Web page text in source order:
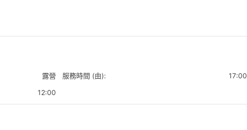
露營 服務時間 (由):
17:00
12:00